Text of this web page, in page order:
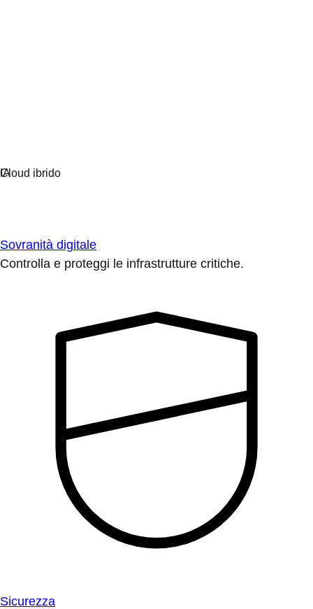
Sovranità digitale
Controlla e proteggi le infrastrutture critiche.
Sicurezza